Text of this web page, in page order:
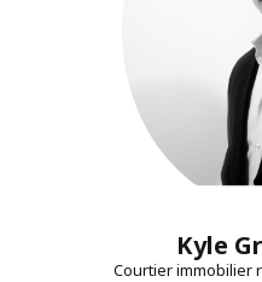
Kyle
Courtier immobilier